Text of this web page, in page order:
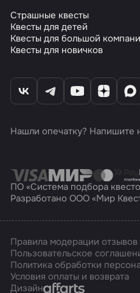
Страшные квесты
Квесты для детей
Квесты для большой
Квесты для новичков
Нашли опечатку? Напишите
ПО «Система подбора
Разработано ООО «Мир
Правила модерации отзывов
Пользовательское
Политика обработки
Условия оплаты и возврата
ДизайнAffarts